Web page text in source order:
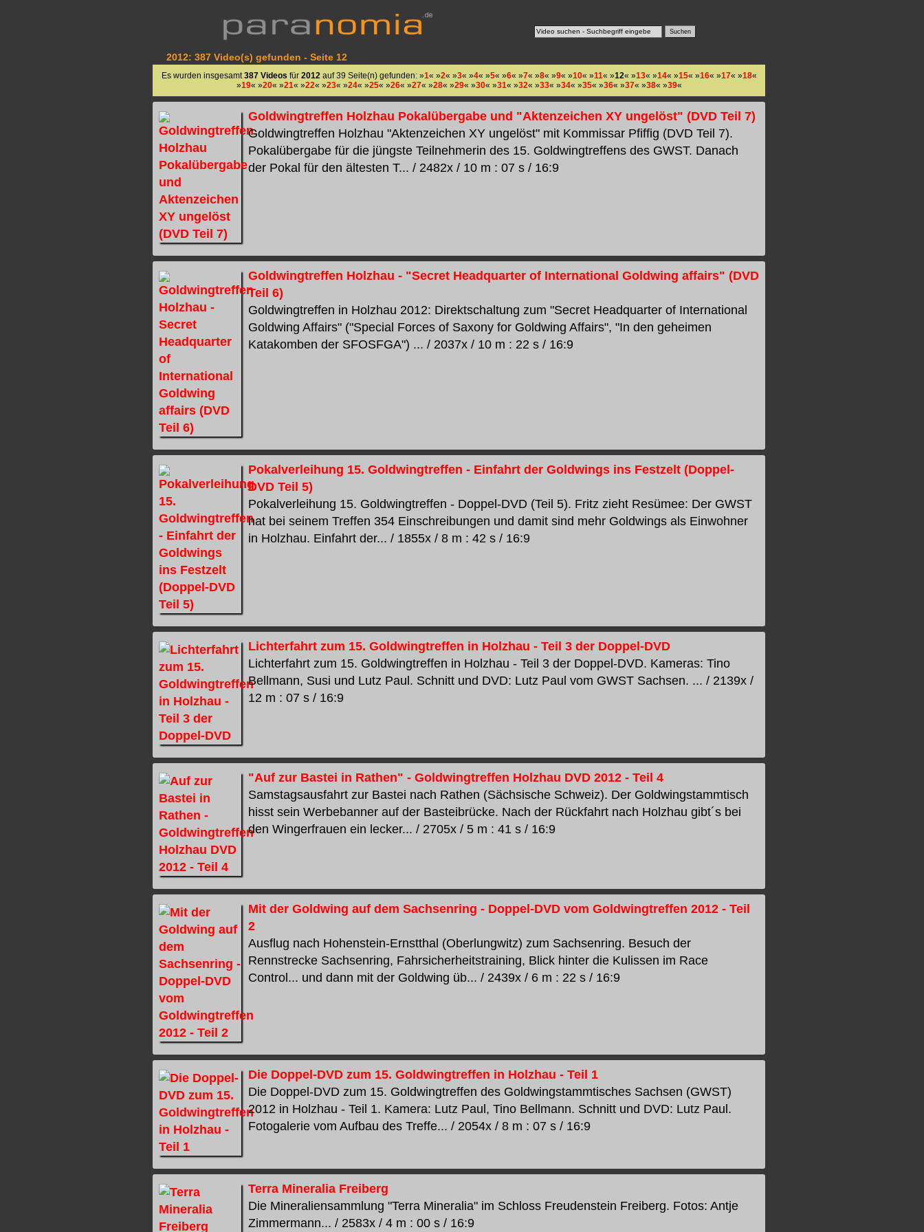
2012: 387 Video(s) gefunden - Seite 12
Es wurden insgesamt387 Videos für 2012auf 39 Seite(n) gefunden: »1« »2« »3« »4« »5« »6« »7« »8« »9« »10« »11« »12« »13« »14« »15« »16« »17« »18«
»19« »20« »21« »22« »23« »24« »25« »26« »27« »28« »29« »30« »31« »32« »33« »34« »35« »36« »37« »38« »39«
Goldwingtreffen Holzhau Pokalübergabe und "Aktenzeichen XY ungelöst" (DVD Teil 7)
Goldwingtreffen Holzhau "Aktenzeichen XY ungelöst" mit Kommissar Pfiffig (DVD Teil 7).
Pokalübergabe für die jüngste Teilnehmerin des 15. Goldwingtreffens des GWST. Danach
der Pokal für den ältesten T... / 2482x / 10 m : 07 s / 16:9
Goldwingtreffen Holzhau - "Secret Headquarter of International Goldwing affairs" (DVD
Teil 6)
Goldwingtreffen in Holzhau 2012: Direktschaltung zum "Secret Headquarter of International
Goldwing Affairs" ("Special Forces of Saxony for Goldwing Affairs", "In den geheimen
Katakomben der SFOSFGA") ... / 2037x / 10 m : 22 s / 16:9
Pokalverleihung 15. Goldwingtreffen - Einfahrt der Goldwings ins Festzelt (Doppel-
DVD Teil 5)
Pokalverleihung 15. Goldwingtreffen - Doppel-DVD (Teil 5). Fritz zieht Resümee: Der GWST
hat bei seinem Treffen 354 Einschreibungen und damit sind mehr Goldwings als Einwohner
in Holzhau. Einfahrt der... / 1855x / 8 m : 42 s / 16:9
Lichterfahrt zum 15. Goldwingtreffen in Holzhau - Teil 3 der Doppel-DVD
Lichterfahrt zum 15. Goldwingtreffen in Holzhau - Teil 3 der Doppel-DVD. Kameras: Tino
Bellmann, Susi und Lutz Paul. Schnitt und DVD: Lutz Paul vom GWST Sachsen. ... / 2139x /
12 m : 07 s / 16:9
"Auf zur Bastei in Rathen" - Goldwingtreffen Holzhau DVD 2012 - Teil 4
Samstagsausfahrt zur Bastei nach Rathen (Sächsische Schweiz). Der Goldwingstammtisch
hisst sein Werbebanner auf der Basteibrücke. Nach der Rückfahrt nach Holzhau gibt´s bei
den Wingerfrauen ein lecker... / 2705x / 5 m : 41 s / 16:9
Mit der Goldwing auf dem Sachsenring - Doppel-DVD vom Goldwingtreffen 2012 - Teil
2
Ausflug nach Hohenstein-Ernstthal (Oberlungwitz) zum Sachsenring. Besuch der
Rennstrecke Sachsenring, Fahrsicherheitstraining, Blick hinter die Kulissen im Race
Control... und dann mit der Goldwing üb... / 2439x / 6 m : 22 s / 16:9
Die Doppel-DVD zum 15. Goldwingtreffen in Holzhau - Teil 1
Die Doppel-DVD zum 15. Goldwingtreffen des Goldwingstammtisches Sachsen (GWST)
2012 in Holzhau - Teil 1. Kamera: Lutz Paul, Tino Bellmann. Schnitt und DVD: Lutz Paul.
Fotogalerie vom Aufbau des Treffe... / 2054x / 8 m : 07 s / 16:9
Terra Mineralia Freiberg
Die Mineraliensammlung "Terra Mineralia" im Schloss Freudenstein Freiberg. Fotos: Antje
Zimmermann... / 2583x / 4 m : 00 s / 16:9